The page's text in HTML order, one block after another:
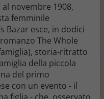
novembre 1908,
femminile
Bazar esce, in dodici
The Whole
storia-ritratto
della piccola
del primo
con un evento - il
figlia - che, osservato